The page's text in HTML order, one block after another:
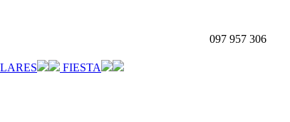
097 957 306
FIESTA